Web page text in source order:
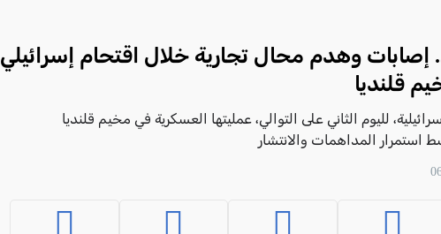
إصابات وهدم محال تجارية خلال اقتحام إسرائيلي
قلنديا
لليوم الثاني على التوالي، عمليتها العسكرية في مخيم قلنديا
المداهمات والانتشار